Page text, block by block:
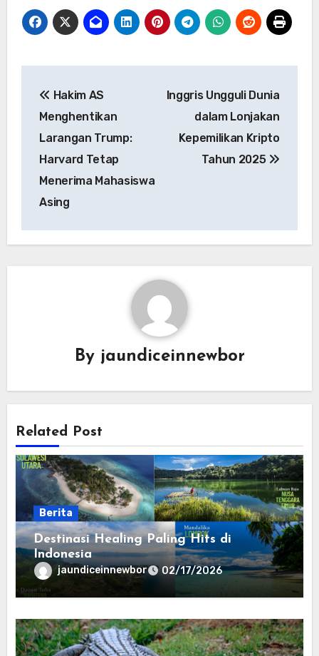
pos
Hakim AS
Menghentikan
Larangan Trump:
Harvard Tetap
Menerima Mahasiswa
Asing
Inggris Ungguli Dunia
dalam Lonjakan
Kepemilikan Kripto
Tahun 2025
By jaundiceinnewbor
Related Post
Berita
Destinasi Healing Paling Hits di
Indonesia
jaundiceinnewbor 02/17/2026